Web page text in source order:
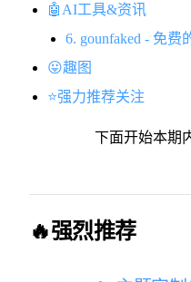
🤖AI工具&资讯
6. gounfaked - 免费
😛趣图
⭐️强力推荐关注
下面开始本期
🔥强烈推荐